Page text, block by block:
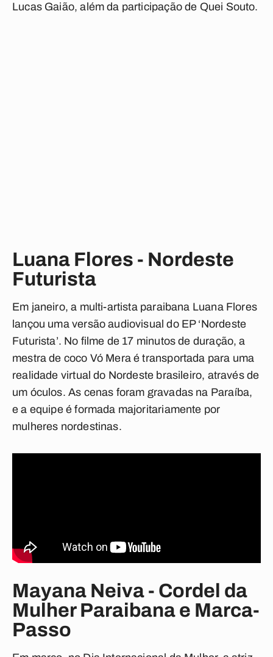
Lucas Gaião, além da participação de Quei Souto.
Luana Flores - Nordeste
Futurista
Em janeiro, a multi-artista paraibana Luana Flores
lançou uma versão audiovisual do EP ‘Nordeste
Futurista’. No filme de 17 minutos de duração, a
mestra de coco Vó Mera é transportada para uma
realidade virtual do Nordeste brasileiro, através de
um óculos. As cenas foram gravadas na Paraíba,
e a equipe é formada majoritariamente por
mulheres nordestinas.
Mayana Neiva - Cordel da
Mulher Paraibana e Marca-
Passo